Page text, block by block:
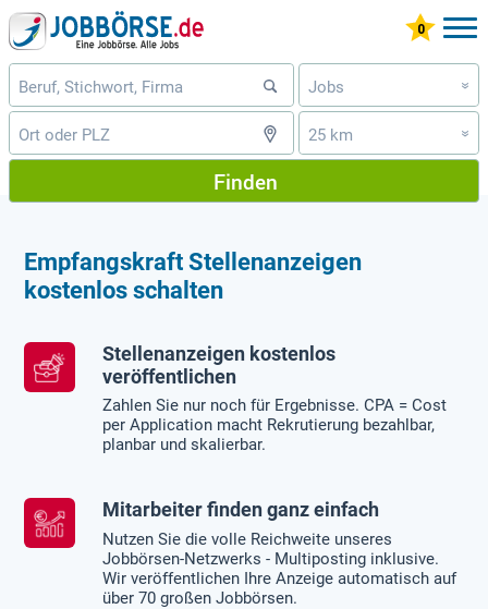
Jobs »
25 km »
Finden
Empfangskraft Stellenanzeigen
kostenlos schalten
Stellenanzeigen kostenlos
veröffentlichen
Zahlen Sie nur noch für Ergebnisse. CPA = Cost
per Application macht Rekrutierung bezahlbar,
planbar und skalierbar.
Mitarbeiter finden ganz einfach
Nutzen Sie die volle Reichweite unseres
Jobbörsen-Netzwerks - Multiposting inklusive.
Wir veröffentlichen Ihre Anzeige automatisch auf
über 70 großen Jobbörsen.